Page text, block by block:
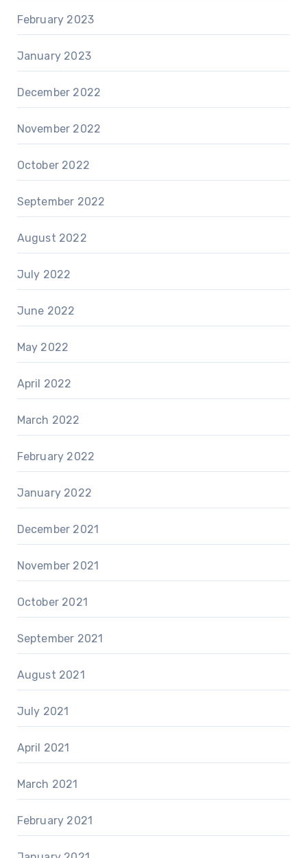
February 2023
January 2023
December 2022
November 2022
October 2022
September 2022
August 2022
July 2022
June 2022
May 2022
April 2022
March 2022
February 2022
January 2022
December 2021
November 2021
October 2021
September 2021
August 2021
July 2021
April 2021
March 2021
February 2021